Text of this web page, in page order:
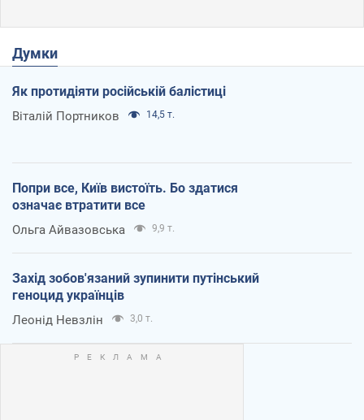
Думки
Як протидіяти російській балістиці
Віталій Портников 14,5 т.
Попри все, Київ вистоїть. Бо здатися
означає втратити все
Ольга Айвазовська 9,9 т.
Захід зобов'язаний зупинити путінський
геноцид українців
Леонід Невзлін 3,0 т.